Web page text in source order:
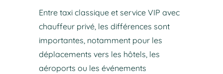
Entre taxi classique et service VIP avec
chauffeur privé, les différences sont
importantes, notamment pour les
déplacements vers les hôtels, les
aéroports ou les événements